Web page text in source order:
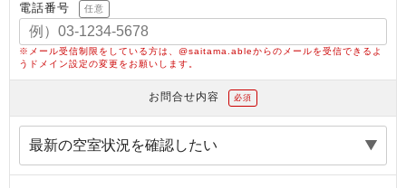
電話番号 任意
※メール受信制限をしている方は、@saitama.ableからのメールを受信できるよ
うドメイン設定の変更をお願いします。
お問合せ内容 必須